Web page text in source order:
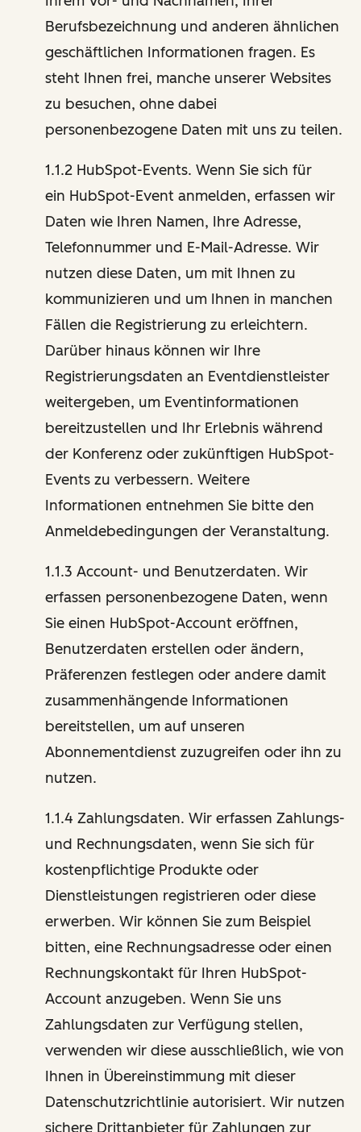
Berufsbezeichnung und anderen ähnlichen
geschäftlichen Informationen fragen. Es
steht Ihnen frei, manche unserer Websites
zu besuchen, ohne dabei
personenbezogene Daten mit uns zu teilen.
1.1.2 HubSpot-Events. Wenn Sie sich für
ein HubSpot-Event anmelden, erfassen wir
Daten wie Ihren Namen, Ihre Adresse,
Telefonnummer und E-Mail-Adresse. Wir
nutzen diese Daten, um mit Ihnen zu
kommunizieren und um Ihnen in manchen
Fällen die Registrierung zu erleichtern.
Darüber hinaus können wir Ihre
Registrierungsdaten an Eventdienstleister
weitergeben, um Eventinformationen
bereitzustellen und Ihr Erlebnis während
der Konferenz oder zukünftigen HubSpot-
Events zu verbessern. Weitere
Informationen entnehmen Sie bitte den
Anmeldebedingungen der Veranstaltung.
1.1.3 Account- und Benutzerdaten. Wir
erfassen personenbezogene Daten, wenn
Sie einen HubSpot-Account eröffnen,
Benutzerdaten erstellen oder ändern,
Präferenzen festlegen oder andere damit
zusammenhängende Informationen
bereitstellen, um auf unseren
Abonnementdienst zuzugreifen oder ihn zu
nutzen.
1.1.4 Zahlungsdaten. Wir erfassen Zahlungs-
und Rechnungsdaten, wenn Sie sich für
kostenpflichtige Produkte oder
Dienstleistungen registrieren oder diese
erwerben. Wir können Sie zum Beispiel
bitten, eine Rechnungsadresse oder einen
Rechnungskontakt für Ihren HubSpot-
Account anzugeben. Wenn Sie uns
Zahlungsdaten zur Verfügung stellen,
verwenden wir diese ausschließlich, wie von
Ihnen in Übereinstimmung mit dieser
Datenschutzrichtlinie autorisiert. Wir nutzen
sichere Drittanbieter für Zahlungen zur